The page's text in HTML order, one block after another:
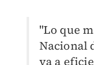
"Lo que
Nacional
va a